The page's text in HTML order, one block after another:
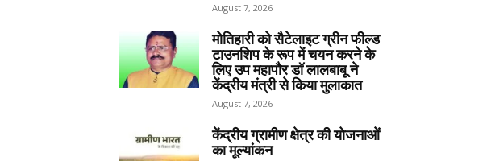
August 7, 2026
मोतिहारी को सैटेलाइट ग्रीन फील्ड
टाउनशिप के रूप में चयन करने के
लिए उप महापौर डॉ लालबाबू ने
केंद्रीय मंत्री से किया मुलाकात
August 7, 2026
केंद्रीय ग्रामीण क्षेत्र की योजनाओं
का मूल्यांकन